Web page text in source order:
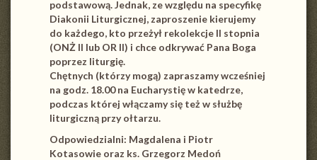
podstawową. Jednak, ze względu na specyfikę
Diakonii Liturgicznej, zaproszenie kierujemy
do każdego, kto przeżył rekolekcje II stopnia
(ONŻ II lub OR II) i chce odkrywać Pana Boga
poprzez liturgię.
Chętnych (którzy mogą) zapraszamy wcześniej
na godz. 18.00 na Eucharystię w katedrze,
podczas której włączamy się też w służbę
liturgiczną przy ołtarzu.
Odpowiedzialni: Magdalena i Piotr
Kotasowie oraz ks. Grzegorz Medoń